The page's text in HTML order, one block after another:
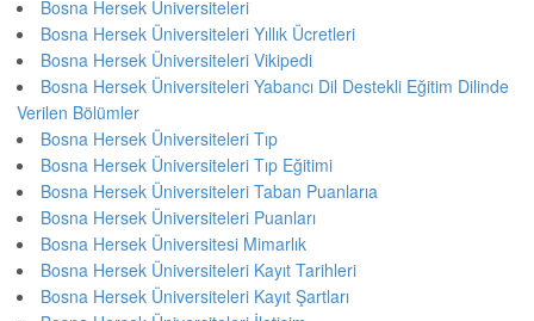
Bosna Hersek Üniversiteleri
Bosna Hersek Üniversiteleri Yıllık Ücretleri
Bosna Hersek Üniversiteleri Vikipedi
Bosna Hersek Üniversiteleri Yabancı Dil Destekli Eğitim Dilinde
Verilen Bölümler
Bosna Hersek Üniversiteleri Tıp
Bosna Hersek Üniversiteleri Tıp Eğitimi
Bosna Hersek Üniversiteleri Taban Puanlarıa
Bosna Hersek Üniversiteleri Puanları
Bosna Hersek Üniversitesi Mimarlık
Bosna Hersek Üniversiteleri Kayıt Tarihleri
Bosna Hersek Üniversiteleri Kayıt Şartları